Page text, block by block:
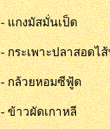
- แกงมัสมั่
- กระเพาะป
- กล้วยหอ
- ข้าวผัดเ